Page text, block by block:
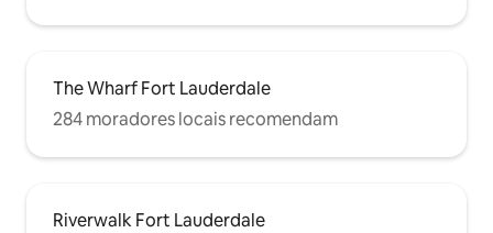
The Wharf Fort Lauderdale
284 moradores locais recomendam
Riverwalk Fort Lauderdale